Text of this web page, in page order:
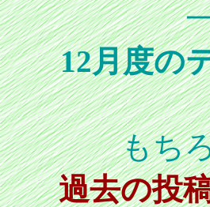
12月度の
もち
過去の投